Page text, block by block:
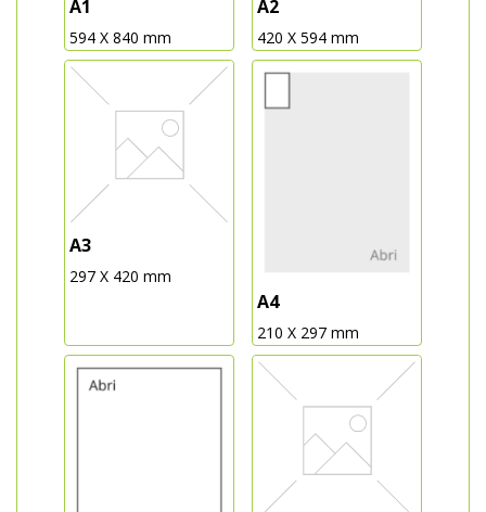
A1
594 X 840 mm
A2
420 X 594 mm
A3
297 X 420 mm
A4
210 X 297 mm